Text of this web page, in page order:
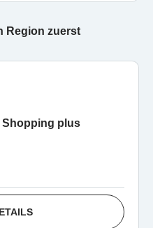
Region zuerst
Shopping plus